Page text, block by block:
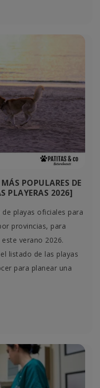
POPULARES DE
PLAYERAS 2026]
playas oficiales para
provincias, para
verano 2026.
listado de las playas
para planear una